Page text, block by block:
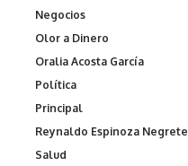
Negocios
Olor a Dinero
Oralia Acosta García
Política
Principal
Reynaldo Espinoza Negrete
Salud